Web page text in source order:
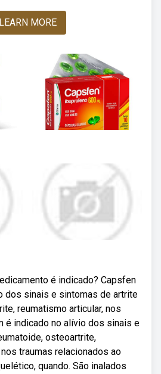
LEARN MORE
é indicado? Capsfen
dos sinais e sintomas de artrite
reumatismo articular, nos
é indicado no alívio dos sinais e
osteoartrite,
traumas relacionados ao
quando. São inalados